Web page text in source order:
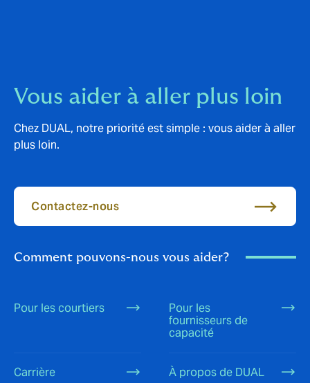
Vous aider à aller plus loin
Chez DUAL, notre priorité est simple : vous aider à aller
plus loin.
Contactez-nous
Comment pouvons-nous vous aider?
Pour les courtiers
Pour les
fournisseurs de
capacité
Carrière À propos de DUAL